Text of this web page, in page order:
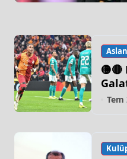
Tem